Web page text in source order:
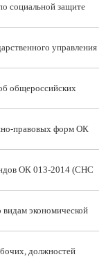
социальной защите
управления
общероссийских
правовых форм ОК
ОК 013-2014 (СНС
экономической
должностей